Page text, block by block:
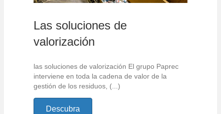
Las soluciones de
valorización
las soluciones de valorización El grupo Paprec
interviene en toda la cadena de valor de la
gestión de los residuos, (...)
Descubra